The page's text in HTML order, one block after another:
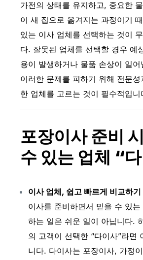
가전의 상태를 유지하고, 중요한
이 새 집으로 옮겨지는 과정이기
있는 이사 업체를 선택하는 것이
다. 잘못된 업체를 선택할 경우 예
용이 발생하거나 물품 손상이 일
이러한 문제를 피하기 위해 전문
한 업체를 고르는 것이 필수적입니
포장이사 준비
수 있는 업체 “
이사 업체, 쉽고 빠르게 비교하기
이사를 준비하면서 믿을 수 있
하는 일은 쉬운 일이 아닙니다.
의 고객이 선택한 “다이사”라면
니다. 다이사는 포장이사, 가정